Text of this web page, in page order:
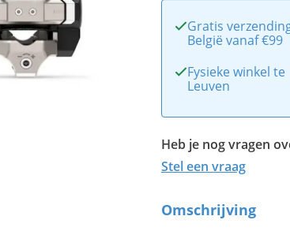
Gratis
België vanaf €99
Fysieke winkel te
Leuven
Heb je nog vragen
Stel een vraag
Omschrijving